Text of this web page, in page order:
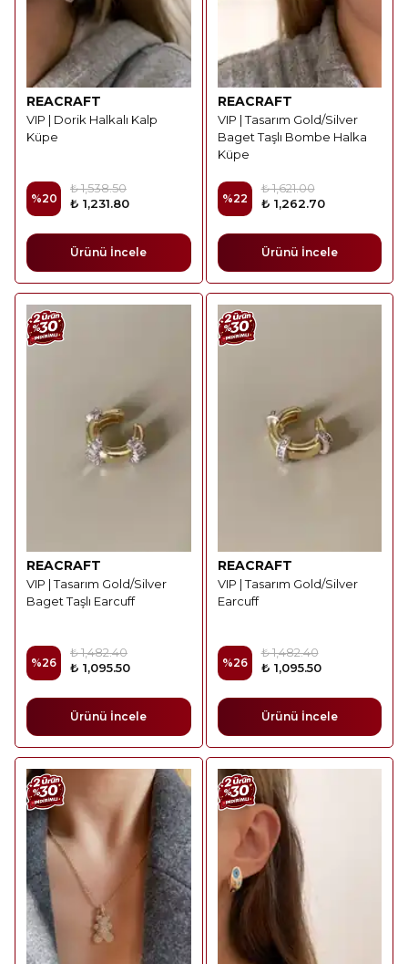
REACRAFT
VIP | Dorik Halkalı Kalp
Küpe
%20
₺ 1,538.50
₺ 1,231.80
Ürünü İncele
REACRAFT
VIP | Tasarım Gold/Silver
Baget Taşlı Bombe Halka
Küpe
%22
₺ 1,621.00
₺ 1,262.70
Ürünü İncele
REACRAFT
VIP | Tasarım Gold/Silver
Baget Taşlı Earcuff
%26
₺ 1,482.40
₺ 1,095.50
Ürünü İncele
REACRAFT
VIP | Tasarım Gold/Silver
Earcuff
%26
₺ 1,482.40
₺ 1,095.50
Ürünü İncele